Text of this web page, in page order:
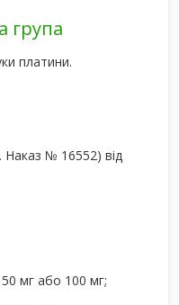
група
платини.
Наказ № 16552) від
мг або 100 мг;